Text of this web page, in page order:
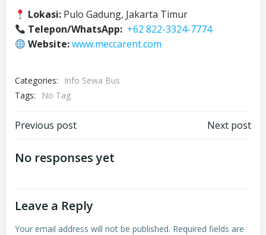
Lokasi: Pulo Gadung, Jakarta Timur
Telepon/WhatsApp: +62 822-3324-7774
Website:www.meccarent.com
Categories:
Info Sewa Bus
Tags:
No Tag
Post
navigation
Previous post Next post
No responses yet
Leave a Reply
Your email address will not be published. Required fields are